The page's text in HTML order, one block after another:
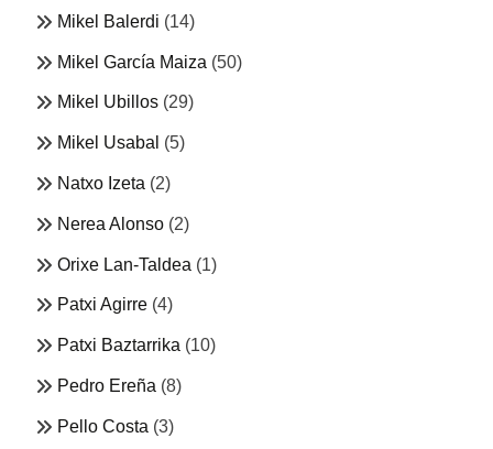
Mikel Balerdi (14)
Mikel García Maiza (50)
Mikel Ubillos (29)
Mikel Usabal (5)
Natxo Izeta (2)
Nerea Alonso (2)
Orixe Lan-Taldea (1)
Patxi Agirre (4)
Patxi Baztarrika (10)
Pedro Ereña (8)
Pello Costa (3)